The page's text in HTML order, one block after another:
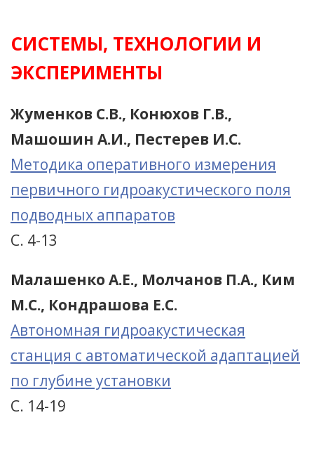
СИСТЕМЫ, ТЕХНОЛОГИИ И
ЭКСПЕРИМЕНТЫ
Жуменков С.В., Конюхов Г.В.,
Машошин А.И., Пестерев И.С.
Методика оперативного измерения
первичного гидроакустического поля
подводных аппаратов
С. 4-13
Малашенко А.Е., Молчанов П.А., Ким
М.С., Кондрашова Е.С.
Автономная гидроакустическая
станция с автоматической адаптацией
по глубине установки
С. 14-19